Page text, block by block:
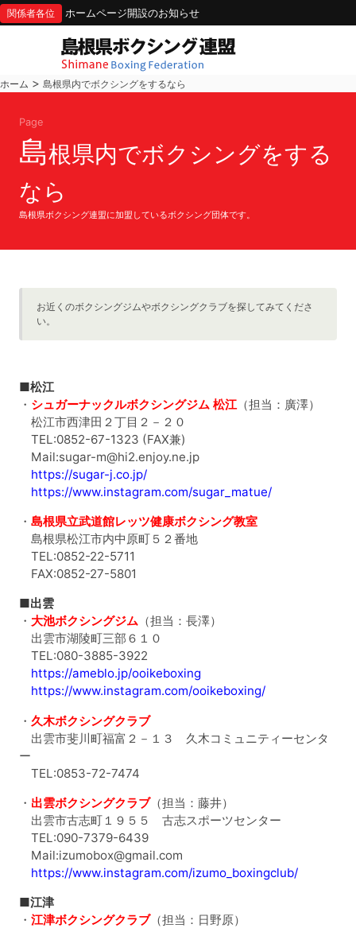
関係者各位 ホームページ開設のお知らせ
ホーム > 島根県内でボクシングをするなら
Page
島根県内でボクシングをする
なら
島根県ボクシング連盟に加盟しているボクシング団体です。
お近くのボクシングジムやボクシングクラブを探してみてくださ
い。
■松江
・ シュガーナックルボクシングジム 松江（担当：廣澤）
松江市西津田２丁目２－２０
TEL:0852-67-1323 (FAX兼)
Mail:sugar-m@hi2.enjoy.ne.jp
https://sugar-j.co.jp/
https://www.instagram.com/sugar_matue/
・ 島根県立武道館レッツ健康ボクシング教室
島根県松江市内中原町５２番地
TEL:0852-22-5711
FAX:0852-27-5801
■出雲
・ 大池ボクシングジム （担当：長澤）
出雲市湖陵町三部６１０
TEL:080-3885-3922
https://ameblo.jp/ooikeboxing
https://www.instagram.com/ooikeboxing/
・ 久木ボクシングクラブ
出雲市斐川町福富２－１３ 久木コミュニティーセンタ
ー
TEL:0853-72-7474
・ 出雲ボクシングクラブ（担当：藤井）
出雲市古志町１９５５ 古志スポーツセンター
TEL:090-7379-6439
Mail:izumobox@gmail.com
https://www.instagram.com/izumo_boxingclub/
■江津
・ 江津ボクシングクラブ（担当：日野原）